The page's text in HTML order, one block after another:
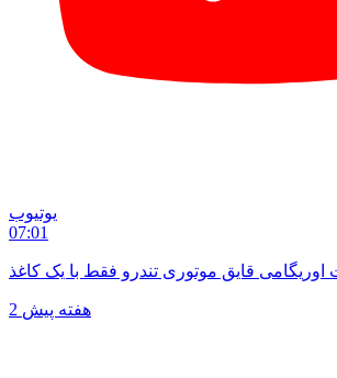
یوتیوب
07:01
2 هفته پیش